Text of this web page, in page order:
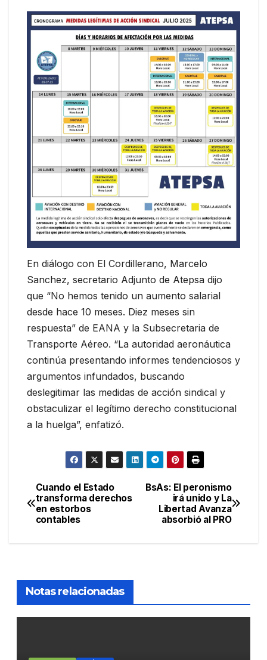
En diálogo con El Cordillerano, Marcelo
Sanchez, secretario Adjunto de Atepsa dijo
que “No hemos tenido un aumento salarial
desde hace 10 meses. Diez meses sin
respuesta” de EANA y la Subsecretaria de
Transporte Aéreo. “La autoridad aeronáutica
continúa presentando informes tendenciosos y
argumentos infundados, buscando
deslegitimar las medidas de acción sindical y
obstaculizar el legítimo derecho constitucional
a la huelga”, enfatizó.
Navegación
de
BsAs: El peronismo
irá unido y La
Libertad Avanza
absorbió al PRO
Cuando el Estado
transforma derechos
en estorbos
contables
Notas relacionadas